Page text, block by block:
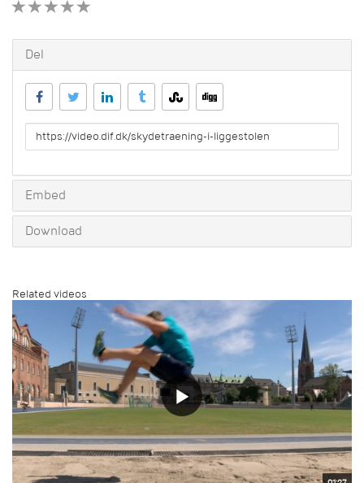
Del
URL
to
Embed
Download
Related videos